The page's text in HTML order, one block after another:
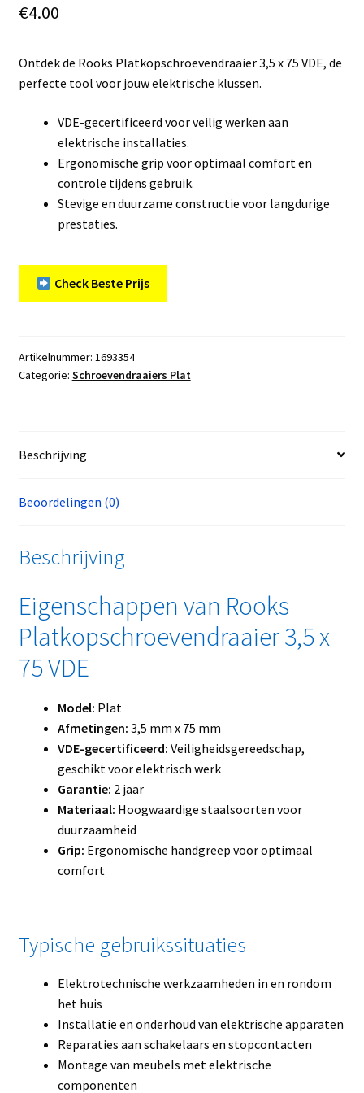
€4.00
Ontdek de Rooks Platkopschroevendraaier 3,5 x 75 VDE, de
perfecte tool voor jouw elektrische klussen.
VDE-gecertificeerd voor veilig werken aan
elektrische installaties.
Ergonomische grip voor optimaal comfort en
controle tijdens gebruik.
Stevige en duurzame constructie voor langdurige
prestaties.
Check Beste Prijs
Artikelnummer: 1693354
Categorie: Schroevendraaiers Plat
Beschrijving
Beoordelingen (0)
Beschrijving
Eigenschappen van Rooks
Platkopschroevendraaier 3,5 x
75 VDE
Model: Plat
Afmetingen: 3,5 mm x 75 mm
VDE-gecertificeerd: Veiligheidsgereedschap,
geschikt voor elektrisch werk
Garantie: 2 jaar
Materiaal: Hoogwaardige staalsoorten voor
duurzaamheid
Grip: Ergonomische handgreep voor optimaal
comfort
Typische gebruikssituaties
Elektrotechnische werkzaamheden in en rondom
het huis
Installatie en onderhoud van elektrische apparaten
Reparaties aan schakelaars en stopcontacten
Montage van meubels met elektrische
componenten